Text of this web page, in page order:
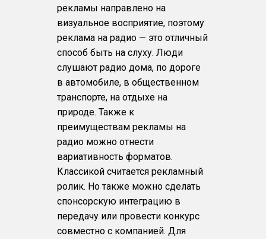
рекламы направлено на
визуальное восприятие, поэтому
реклама на радио — это отличный
способ быть на слуху. Люди
слушают радио дома, по дороге
в автомобиле, в общественном
транспорте, на отдыхе на
природе. Также к
преимуществам рекламы на
радио можно отнести
вариативность форматов.
Классикой считается рекламный
ролик. Но также можно сделать
спонсорскую интеграцию в
передачу или провести конкурс
совместно с компанией. Для